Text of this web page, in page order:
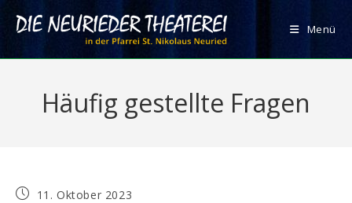
Inhalt
Menü
Häufig gestellte Fragen
Beitrag11. Oktober 2023